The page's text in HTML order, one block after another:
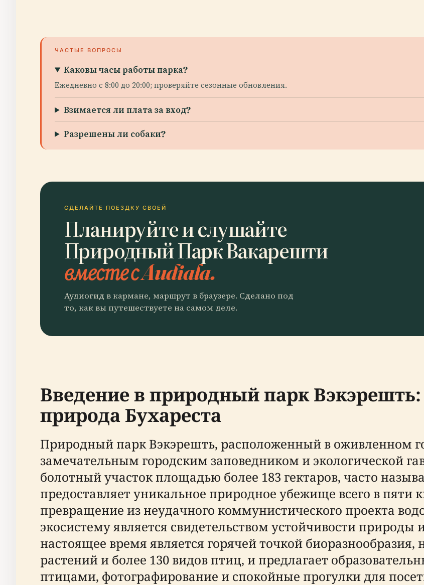
ЧАСТЫЕ ВОПРОСЫ
Каковы часы работы парка?
Ежедневно с 8:00 до 20:00; проверяйте сезонные обновления.
Взимается ли плата за вход?
Разрешены ли собаки?
СДЕЛАЙТЕ ПОЕЗДКУ СВОЕЙ
Планируйте и слушайте
Природный Парк Вакарешти
вместе с Audiala.
Аудиогид в кармане, маршрут в браузере. Сделано под
то, как вы путешествуете на самом деле.
Введение в природный парк
природа Бухареста
Природный парк Вэкэрешть, расположенный в оживленном
замечательным городским заповедником и экологической
болотный участок площадью более 183 гектаров, часто
предоставляет уникальное природное убежище всего в пяти
превращение из неудачного коммунистического проекта
экосистему является свидетельством устойчивости природы
настоящее время является горячей точкой
растений и более 130 видов птиц, и предлагает
птицами, фотографирование и спокойные прогулки для